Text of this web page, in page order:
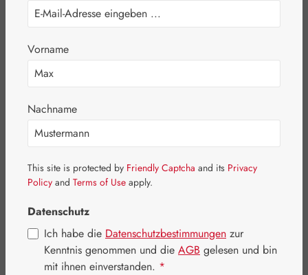
Bildergalerie überspringen
Vorname
Nachname
This site is protected by Friendly Captcha and its Privacy
Policy and Terms of Use apply.
Datenschutz
Ich habe die Datenschutzbestimmungen zur
Kenntnis genommen und die AGB gelesen und bin
mit ihnen einverstanden. *